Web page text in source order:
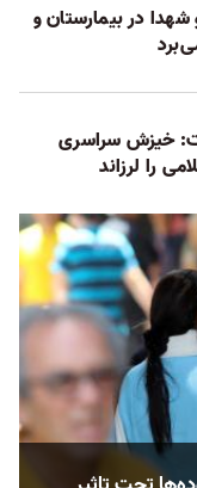
در بیمارستان و
خیزش سراسری
را لرزاند